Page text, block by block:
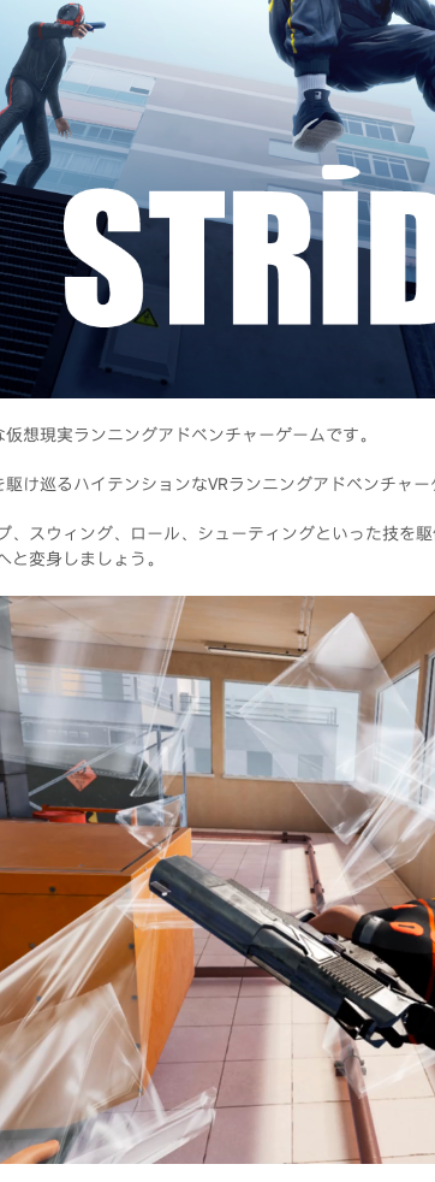
想現実ランニングアドベンチャーゲームです。
け巡るハイテンションなVRランニングアドベンチャー
、スウィング、ロール、シューティングといった技を
変身しましょう。